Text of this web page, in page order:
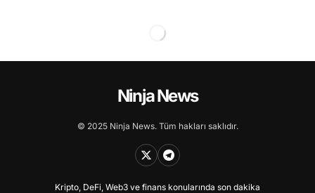
Ninja News
© 2025 Ninja News. Tüm hakları saklıdır.
Kripto, DeFi, Web3 ve finans konularında son dakika